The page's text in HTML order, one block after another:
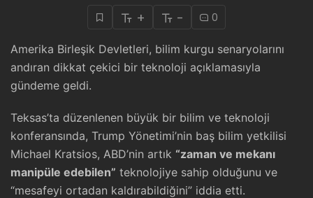
+ - 0
Amerika Birleşik Devletleri, bilim kurgu senaryolarını
andıran dikkat çekici bir teknoloji açıklamasıyla
gündeme geldi.
Teksas’ta düzenlenen büyük bir bilim ve teknoloji
konferansında, Trump Yönetimi’nin baş bilim yetkilisi
Michael Kratsios, ABD’nin artık “zaman ve mekanı
manipüle edebilen” teknolojiye sahip olduğunu ve
“mesafeyi ortadan kaldırabildiğini” iddia etti.